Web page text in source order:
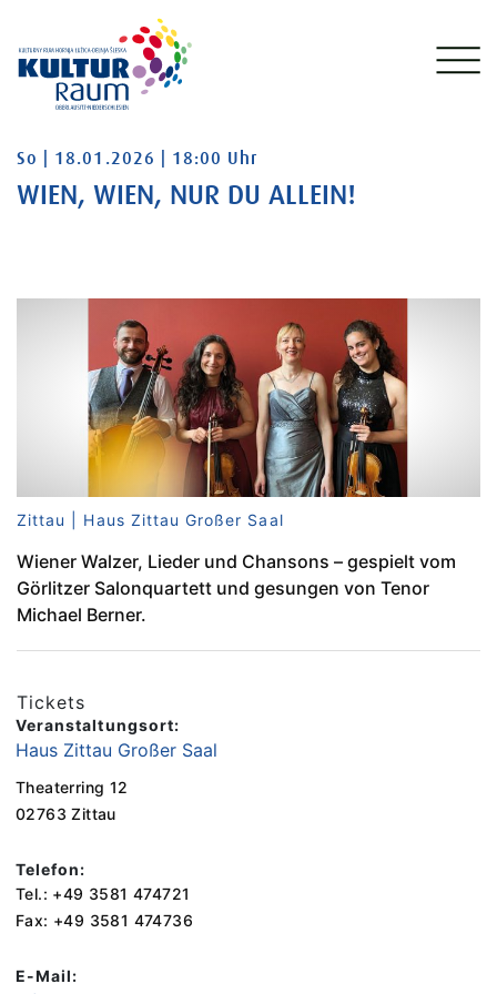
Sonntag 18.01.2026 18:00 Uhr
So | 18.01.2026 | 18:00 Uhr
WIEN, WIEN, NUR DU ALLEIN!
Zittau | Haus Zittau Großer Saal
Wiener Walzer, Lieder und Chansons – gespielt vom
Görlitzer Salonquartett und gesungen von Tenor
Michael Berner.
Tickets
Veranstaltungsort:
Haus Zittau Großer Saal
Theaterring 12
02763 Zittau
Telefon:
Tel.: +49 3581 474721
Fax: +49 3581 474736
E-Mail: